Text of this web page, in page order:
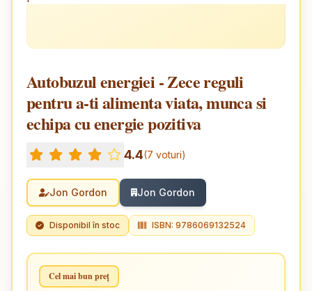
Autobuzul energiei - Zece reguli
pentru a-ti alimenta viata, munca si
echipa cu energie pozitiva
4.4(7 voturi)
Jon Gordon Jon Gordon
Disponibil în stoc ISBN: 9786069132524
Cel mai bun preț